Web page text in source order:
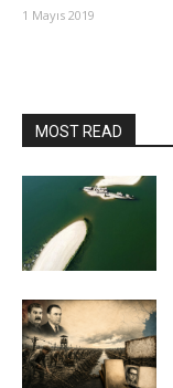
1 Mayıs 2019
MOST READ